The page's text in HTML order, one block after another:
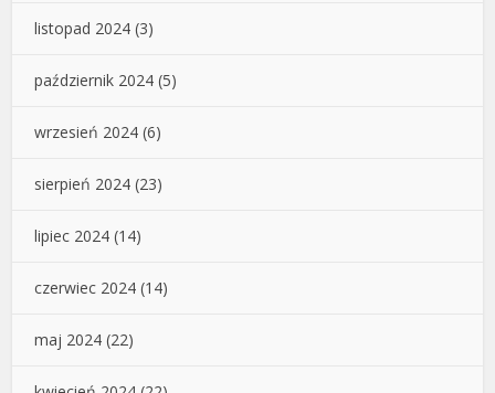
listopad 2024 (3)
październik 2024 (5)
wrzesień 2024 (6)
sierpień 2024 (23)
lipiec 2024 (14)
czerwiec 2024 (14)
maj 2024 (22)